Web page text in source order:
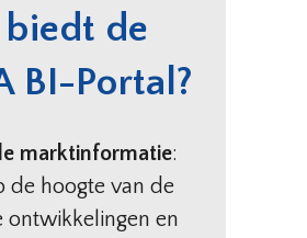
de
BI-Portal?
marktinformatie:
de hoogte van de
ontwikkelingen en